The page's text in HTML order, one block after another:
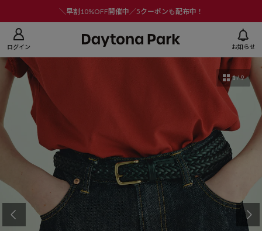
＼早割10%OFF開催中／5クーポンも配布中！
ログイン お知らせ
1/9